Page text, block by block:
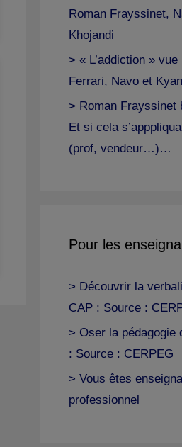
Roman Frayssinet,
Khojandi
> « L’addiction »
Ferrari, Navo et
> Roman Frayssinet
Et si cela
(prof, vendeur…)…
Pour les
> Découvrir la
CAP : Source :
> Oser la pédagogie
: Source : CERPEG
> Vous êtes
professionnel